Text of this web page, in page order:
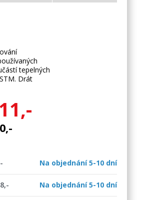
tepelných
Drát
Na objednání 5-10 dní
Na objednání 5-10 dní